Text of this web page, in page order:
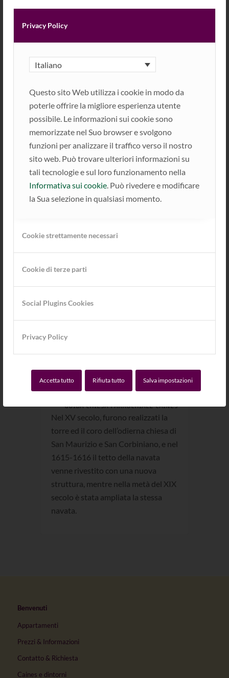
Privacy Policy
Italiano
Questo sito Web utilizza i cookie in modo da
poterle offrire la migliore esperienza utente
possibile. Le informazioni sui cookie sono
memorizzate nel Suo browser e svolgono
funzioni per analizzare il traffico verso il nostro
sito web. Può trovare ulteriori informazioni su
tali tecnologie e sul loro funzionamento nella
Informativa sui cookie. Può rivedere e modificare
la Sua selezione in qualsiasi momento.
Cookie strettamente necessari
Cookie di terze parti
Social Plugins Cookies
Privacy Policy
Accetta tutto Rifiuta tutto Salva impostazioni
ed uno fra ipiù
piccoli d’Italia
per estensione
per la prima volta nel 720 come
Cainina.
Il villaggio è una
fondazione dei
vescovi di Frisinga
che qui, dal
primo medioevo, avevano ingenti
possedimenti devoluti loro da parte
del casato baiuvaro degli Agilolfingi.
L’attuale territorio di Caines venne
duca di Baviera Grimoaldo. L’attuale
dedicata a
Corbiniano,e lo stemma mostra
Corbiniano, che fondò un
GUIDA CHIESA PARROCHIALE CAINES
Nel XV secolo, furono realizzati la
torre ed il coro dell’odierna chiesa di
San Maurizio e San Corbiniano, e nel
1615-1616 il tetto della navata
venne rivestito con una nuova
struttura, mentre nella metà del XIX
secolo è stata ampliata la stessa
navata.
Benvenuti
Appartamenti
Prezzi & Informazioni
Contatto & Richiesta
Caines e dintorni